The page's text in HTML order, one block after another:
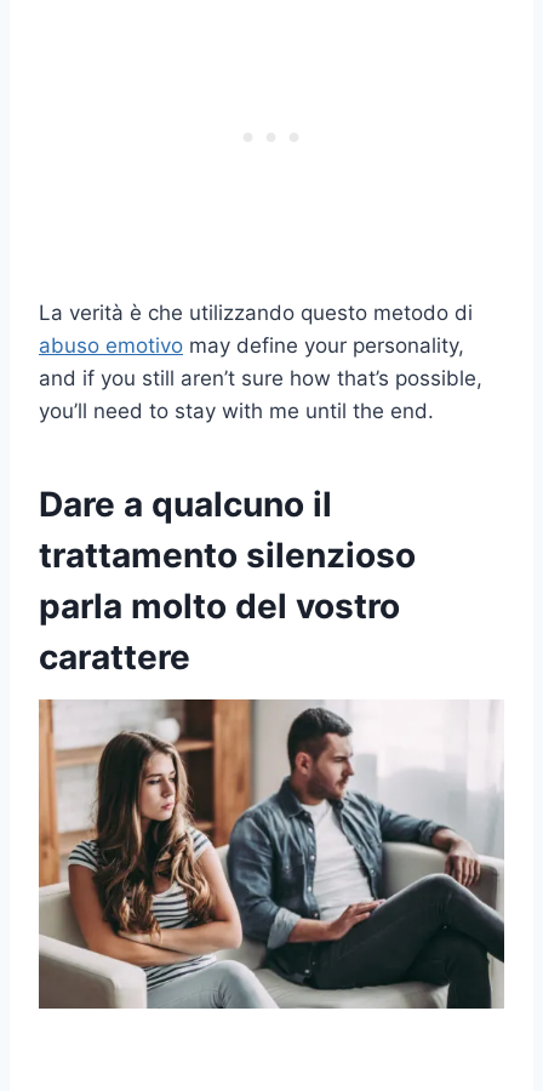
La verità è che utilizzando questo metodo di
abuso emotivo may define your personality,
and if you still aren’t sure how that’s possible,
you’ll need to stay with me until the end.
Dare a qualcuno il
trattamento silenzioso
parla molto del vostro
carattere